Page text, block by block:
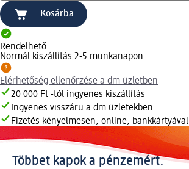
Kosárba
Rendelhető
Normál kiszállítás 2-5 munkanapon
Elérhetőség ellenőrzése a dm üzletben
20 000 Ft -tól ingyenes kiszállítás
Ingyenes visszáru a dm üzletekben
Fizetés kényelmesen, online, bankkártyával
Többet kapok a pénzemért.